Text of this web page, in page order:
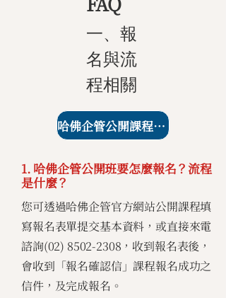
一、報
名與流
程相關
哈佛企管公開課程課表
1. 哈佛企管公開班要怎麼報名？流程
是什麼？
您可透過哈佛企管官方網站公開課程填
寫報名表單提交基本資料，或直接來電
諮詢(02) 8502-2308 ，收到報名表後，
會收到「報名確認信」課程報名成功之
信件，及完成報名。